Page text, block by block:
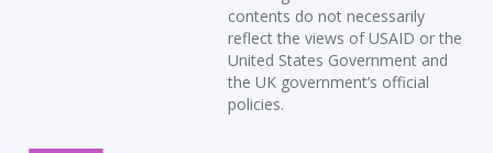
contents do not necessarily
reflect the views of USAID or the
United States Government and
the UK government’s official
policies.